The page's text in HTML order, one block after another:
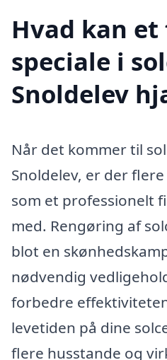
Hvad kan
speciale i
Snoldelev
Når det kommer til
Snoldelev, er der
som et professionelt
med. Rengøring af
blot en
nødvendig
forbedre
levetiden på dine
flere husstande og